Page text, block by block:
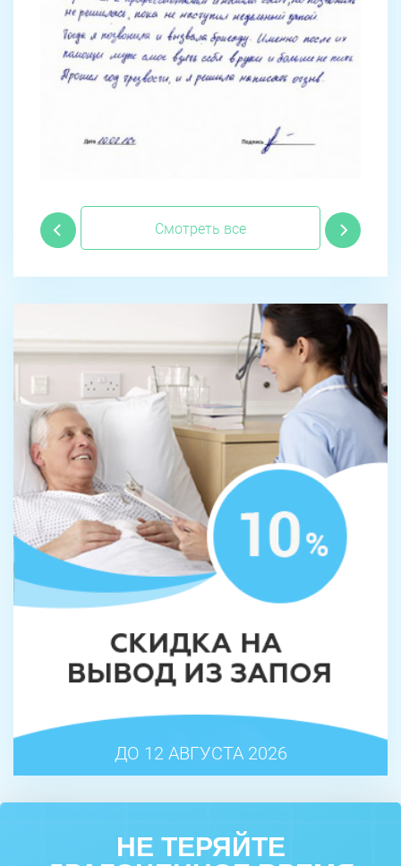
Смотреть все
ДО 12 АВГУСТА 2026
НЕ ТЕРЯЙТЕ